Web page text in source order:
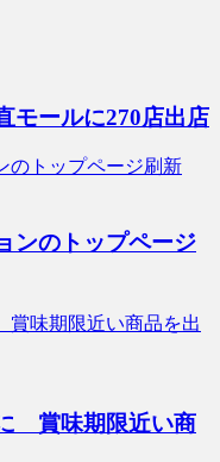
ールに270店出店
ンのトップページ
賞味期限近い商